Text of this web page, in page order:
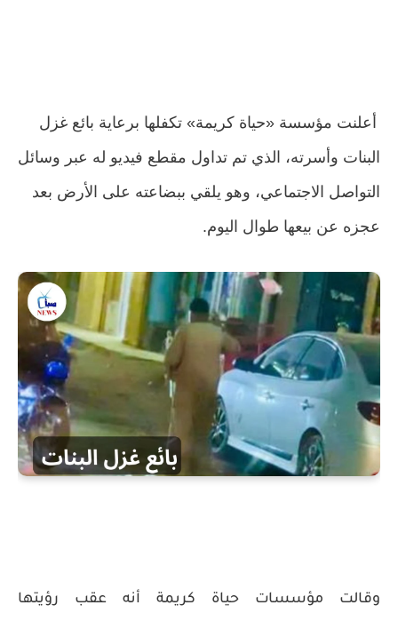
أعلنت مؤسسة «حياة كريمة» تكفلها برعاية بائع غزل
البنات وأسرته، الذي تم تداول مقطع فيديو له عبر وسائل
التواصل الاجتماعي، وهو يلقي ببضاعته على الأرض بعد
عجزه عن بيعها طوال اليوم.
وقالت مؤسسات حياة كريمة أنه عقب رؤيتها